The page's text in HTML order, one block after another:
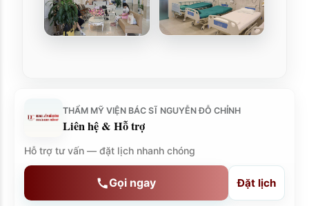
THẨM MỸ VIỆN BÁC SĨ NGUYỄN ĐỖ CHỈNH
Liên hệ & Hỗ trợ
Hỗ trợ tư vấn — đặt lịch nhanh chóng
Gọi ngay Đặt lịch